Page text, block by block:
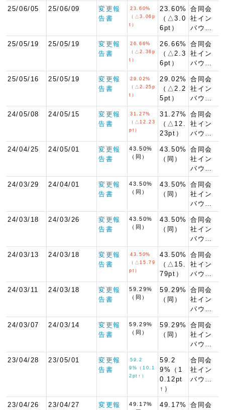
25/06/05 25/06/09
変更報
告書
23.60%
（△3.06p
t）
23.60%
（△3.0
6pt）
合同会
社イン
バウ…
25/05/19 25/05/19
変更報
告書
26.66%
（△2.36p
t）
26.66%
（△2.3
6pt）
合同会
社イン
バウ…
25/05/16 25/05/19
変更報
告書
29.02%
（△2.25p
t）
29.02%
（△2.2
5pt）
合同会
社イン
バウ…
24/05/08 24/05/15
変更報
告書
31.27%
（△12.23
pt）
31.27%
（△12.
23pt）
合同会
社イン
バウ…
24/04/25 24/05/01
変更報
告書
43.50%
（同）
43.50%
（同）
合同会
社イン
バウ…
24/03/29 24/04/01
変更報
告書
43.50%
（同）
43.50%
（同）
合同会
社イン
バウ…
24/03/18 24/03/26
変更報
告書
43.50%
（同）
43.50%
（同）
合同会
社イン
バウ…
24/03/13 24/03/18
変更報
告書
43.50%
（△15.79
pt）
43.50%
（△15.
79pt）
合同会
社イン
バウ…
24/03/11 24/03/18
変更報
告書
59.29%
（同）
59.29%
（同）
合同会
社イン
バウ…
24/03/07 24/03/14
変更報
告書
59.29%
（同）
59.29%
（同）
合同会
社イン
バウ…
23/04/28 23/05/01
変更報
告書
59.2
9%（10.1
2pt↑）
59.2
9%（1
0.12pt
↑）
合同会
社イン
バウ…
23/04/26 23/04/27 変更報
49.17%
49.17% 合同会